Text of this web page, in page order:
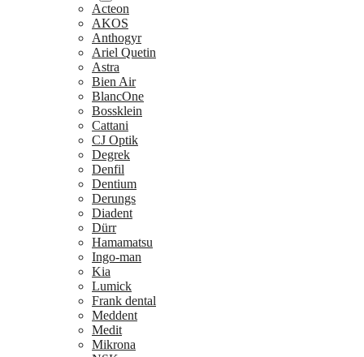
Acteon
AKOS
Anthogyr
Ariel Quetin
Astra
Bien Air
BlancOne
Bossklein
Cattani
CJ Optik
Degrek
Denfil
Dentium
Derungs
Diadent
Dürr
Hamamatsu
Ingo-man
Kia
Lumick
Frank dental
Meddent
Medit
Mikrona